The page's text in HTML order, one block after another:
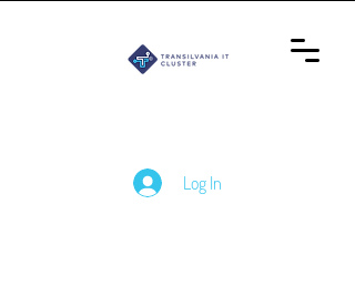
Log In